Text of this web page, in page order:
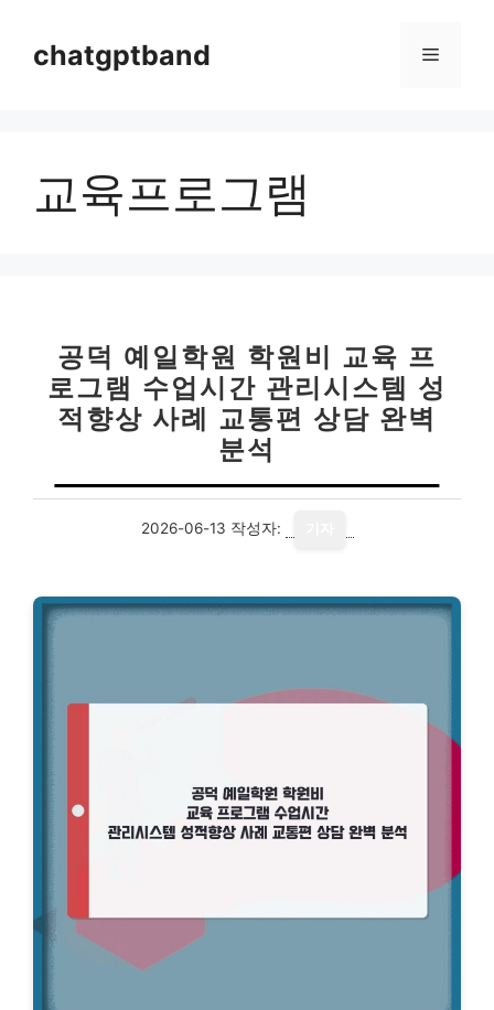
chatgptband 메
교육프로그램
공덕 예일학원 학원비 교육 프
로그램 수업시간 관리시스템 성
적향상 사례 교통편 상담 완벽
분석
2026-06-13 작성자: